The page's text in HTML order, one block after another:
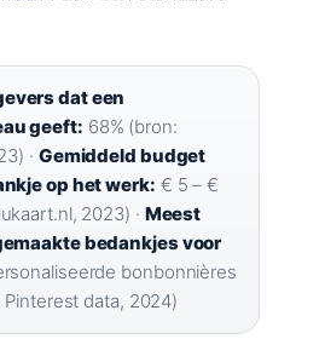
dat een
geeft: 68% (bron:
· Gemiddeld budget
op het werk: € 5 – €
2023) · Meest
bedankjes voor
bonbonnières
data, 2024)